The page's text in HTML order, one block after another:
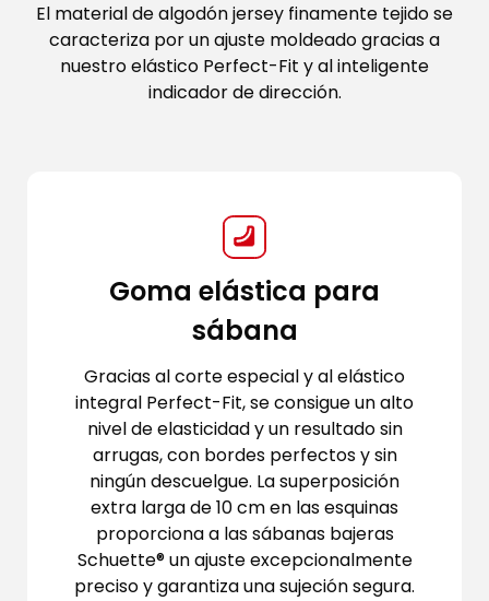
El material de algodón jersey finamente tejido se
caracteriza por un ajuste moldeado gracias a
nuestro elástico Perfect-Fit y al inteligente
indicador de dirección.
Goma elástica para
sábana
Gracias al corte especial y al elástico
integral Perfect-Fit, se consigue un alto
nivel de elasticidad y un resultado sin
arrugas, con bordes perfectos y sin
ningún descuelgue. La superposición
extra larga de 10 cm en las esquinas
proporciona a las sábanas bajeras
Schuette® un ajuste excepcionalmente
preciso y garantiza una sujeción segura.